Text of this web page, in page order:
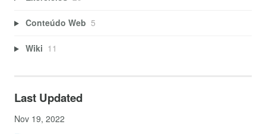
Conteúdo Web 5
Wiki 11
Last Updated
Nov 19, 2022